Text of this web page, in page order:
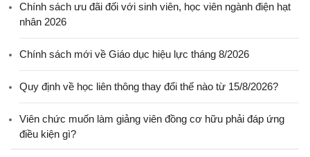
Chính sách ưu đãi đối với sinh viên, học viên ngành điện hạt
nhân 2026
Chính sách mới về Giáo dục hiệu lực tháng 8/2026
Quy định về học liên thông thay đổi thế nào từ 15/8/2026?
Viên chức muốn làm giảng viên đồng cơ hữu phải đáp ứng
điều kiện gì?